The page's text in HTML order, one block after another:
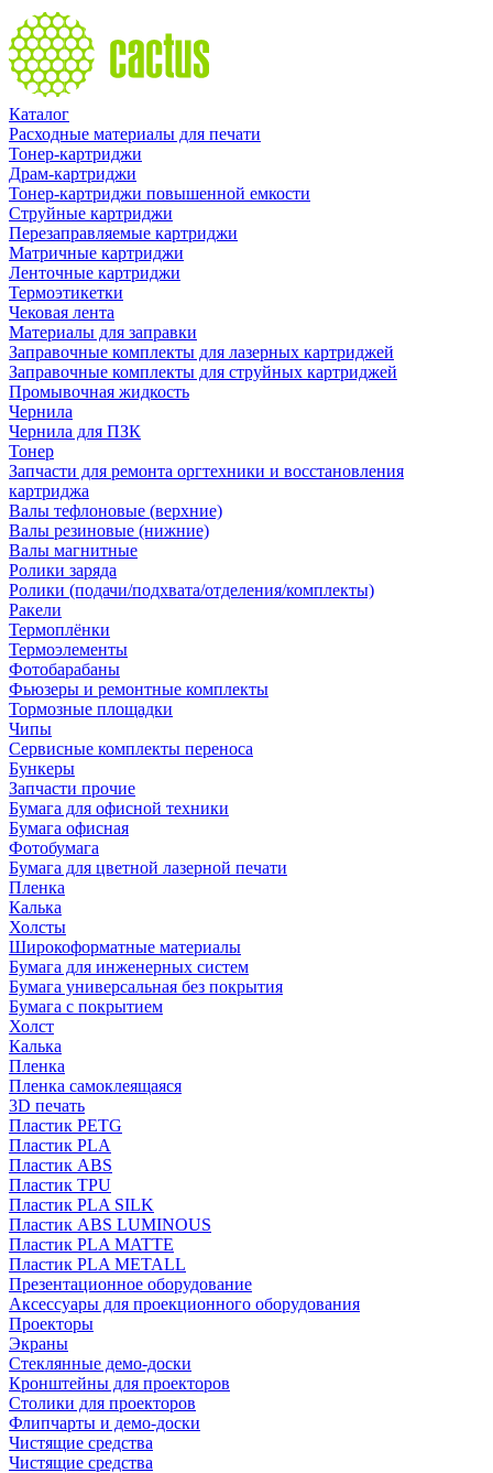
Каталог
Расходные материалы для печати
Тонер-картриджи
Драм-картриджи
Тонер-картриджи повышенной емкости
Струйные картриджи
Перезаправляемые картриджи
Матричные картриджи
Ленточные картриджи
Термоэтикетки
Чековая лента
Материалы для заправки
Заправочные комплекты для лазерных картриджей
Заправочные комплекты для струйных картриджей
Промывочная жидкость
Чернила
Чернила для ПЗК
Тонер
Запчасти для ремонта оргтехники и восстановления
картриджа
Валы тефлоновые (верхние)
Валы резиновые (нижние)
Валы магнитные
Ролики заряда
Ролики (подачи/подхвата/отделения/комплекты)
Ракели
Термоплёнки
Термоэлементы
Фотобарабаны
Фьюзеры и ремонтные комплекты
Тормозные площадки
Чипы
Сервисные комплекты переноса
Бункеры
Запчасти прочие
Бумага для офисной техники
Бумага офисная
Фотобумага
Бумага для цветной лазерной печати
Пленка
Калька
Холсты
Широкоформатные материалы
Бумага для инженерных систем
Бумага универсальная без покрытия
Бумага с покрытием
Холст
Калька
Пленка
Пленка самоклеящаяся
3D печать
Пластик PETG
Пластик PLA
Пластик ABS
Пластик TPU
Пластик PLA SILK
Пластик ABS LUMINOUS
Пластик PLA MATTE
Пластик PLA METALL
Презентационное оборудование
Аксессуары для проекционного оборудования
Проекторы
Экраны
Стеклянные демо-доски
Кронштейны для проекторов
Столики для проекторов
Флипчарты и демо-доски
Чистящие средства
Чистящие средства